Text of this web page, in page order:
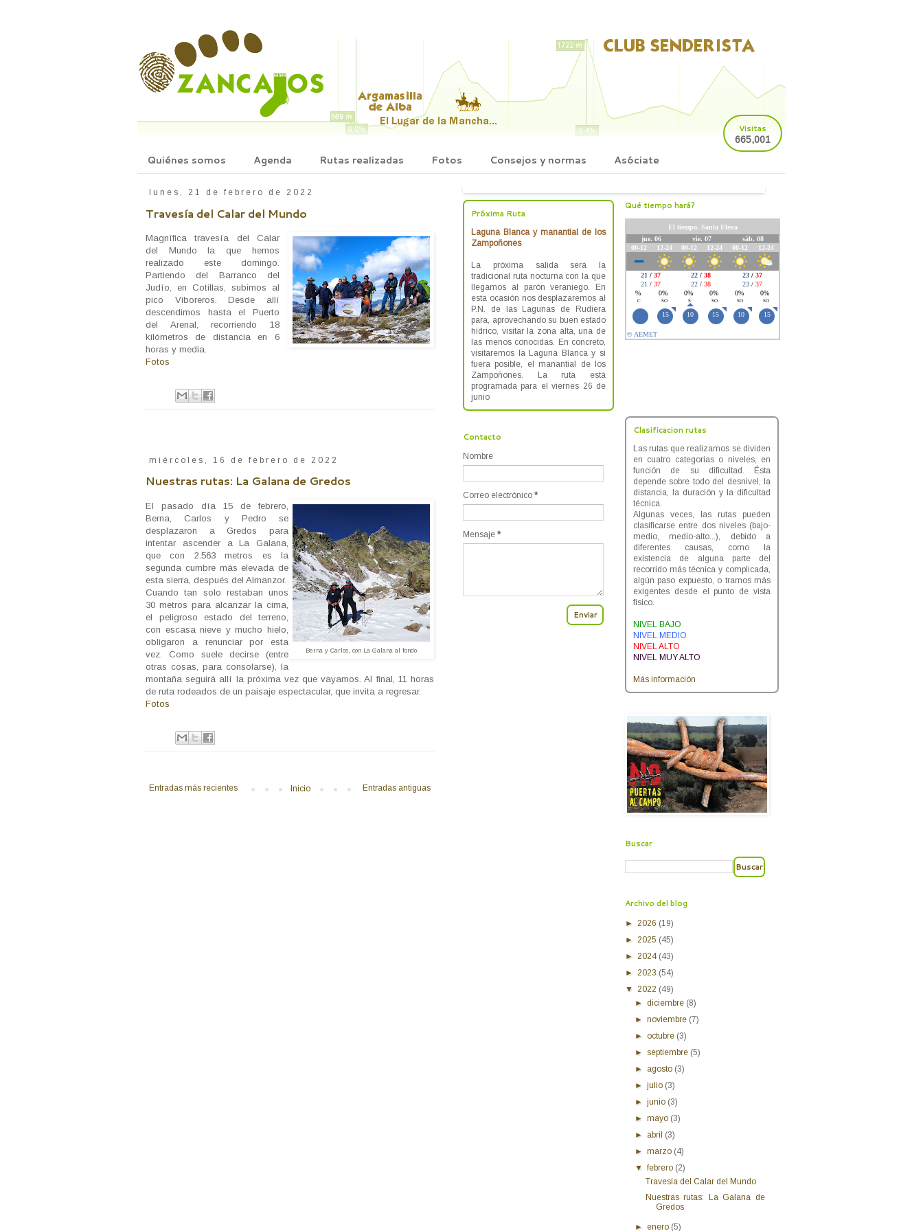
Quiénes somos Agenda Rutas realizadas Fotos Consejos y normas Asóciate
lunes, 21 de febrero de 2022
Travesía del Calar del Mundo
Magnífica travesía del Calar
del Mundo la que hemos
realizado este domingo.
Partiendo del Barranco del
Judío, en Cotillas, subimos al
pico Viboreros. Desde allí
descendimos hasta el Puerto
del Arenal, recorriendo 18
kilómetros de distancia en 6
horas y media.
Fotos
miércoles, 16 de febrero de 2022
Nuestras rutas: La Galana de Gredos
Berna y Carlos, con La Galana al fondo
El pasado día 15 de febrero,
Berna, Carlos y Pedro se
desplazaron a Gredos para
intentar ascender a La Galana,
que con 2.563 metros es la
segunda cumbre más elevada de
esta sierra, después del Almanzor.
Cuando tan solo restaban unos
30 metros para alcanzar la cima,
el peligroso estado del terreno,
con escasa nieve y mucho hielo,
obligaron a renunciar por esta
vez. Como suele decirse (entre
otras cosas, para consolarse), la
montaña seguirá allí la próxima vez que vayamos. Al final, 11 horas
de ruta rodeados de un paisaje espectacular, que invita a regresar.
Fotos
Entradas más recientes Entradas antiguas
Inicio
Visitas
665,001
Próxima Ruta
Laguna Blanca y manantial de los
Zampoñones
La próxima salida será la
tradicional ruta nocturna con la que
llegamos al parón veraniego. En
esta ocasión nos desplazaremos al
P.N. de las Lagunas de Rudiera
para, aprovechando su buen estado
hídrico, visitar la zona alta, una de
las menos conocidas. En concreto,
visitaremos la Laguna Blanca y si
fuera posible, el manantial de los
Zampoñones. La ruta está
programada para el viernes 26 de
junio
Contacto
Nombre
Correo electrónico *
Mensaje *
Qué tiempo hará?
Clasificacion rutas
Las rutas que realizamos se dividen
en cuatro categorías o niveles, en
función de su dificultad. Ésta
depende sobre todo del desnivel, la
distancia, la duración y la dificultad
técnica.
Algunas veces, las rutas pueden
clasificarse entre dos niveles (bajo-
medio, medio-alto...), debido a
diferentes causas, como la
existencia de alguna parte del
recorrido más técnica y complicada,
algún paso expuesto, o tramos más
exigentes desde el punto de vista
físico.
NIVEL BAJO
NIVEL MEDIO
NIVEL ALTO
NIVEL MUY ALTO
Más información
Buscar
Archivo del blog
► 2026 (19)
► 2025 (45)
► 2024 (43)
► 2023 (54)
▼ 2022 (49)
►diciembre (8)
►noviembre (7)
►octubre (3)
►septiembre (5)
► agosto (3)
►julio (3)
►junio (3)
►mayo (3)
► abril (3)
►marzo (4)
▼febrero (2)
Travesía del Calar del Mundo
Nuestras rutas: La Galana de
Gredos
►enero (5)